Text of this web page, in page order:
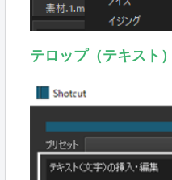
テロップ（テキスト